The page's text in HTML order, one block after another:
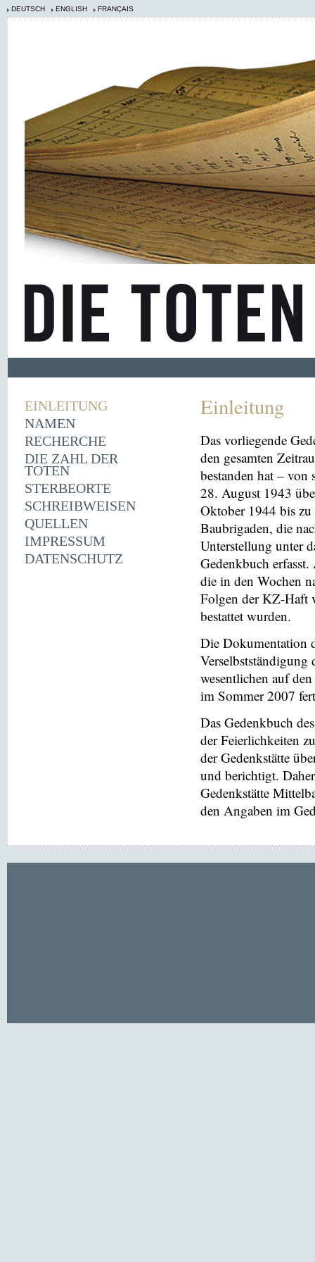
DEUTSCH ENGLISH FRANÇAIS
EINLEITUNG
NAMEN
RECHERCHE
DIE ZAHL DER
TOTEN
STERBEORTE
SCHREIBWEISEN
QUELLEN
IMPRESSUM
DATENSCHUTZ
Einleitung
Das vorliegende
den gesamten
bestanden hat –
28. August 1943
Oktober 1944 bis
Baubrigaden, die
Unterstellung unter
Gedenkbuch
die in den Wochen
Folgen der KZ-Haft
bestattet wurden.
Die Dokumentation
wesentlichen auf
im Sommer 2007
Das Gedenkbuch
der Feierlichkeiten
der Gedenkstätte
und berichtigt.
Gedenkstätte
den Angaben im